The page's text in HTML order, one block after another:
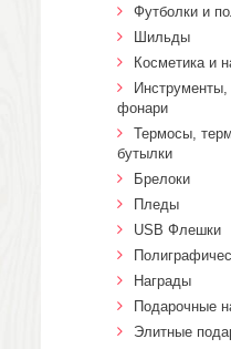
Футболки и
Шильды
Косметика и
фонари
Термосы,
бутылки
Брелоки
Пледы
USB Флешки
Награды
Подарочные
Элитные